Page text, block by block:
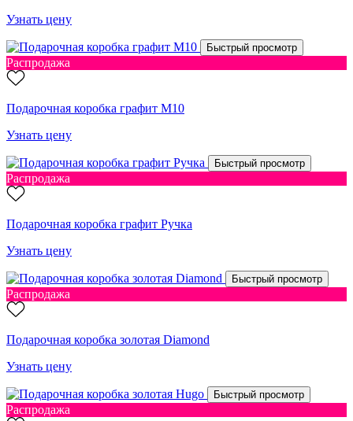
Узнать цену
Быстрый просмотр
Распродажа
Подарочная коробка графит М10
Узнать цену
Быстрый просмотр
Распродажа
Подарочная коробка графит Ручка
Узнать цену
Быстрый просмотр
Распродажа
Подарочная коробка золотая Diamond
Узнать цену
Быстрый просмотр
Распродажа